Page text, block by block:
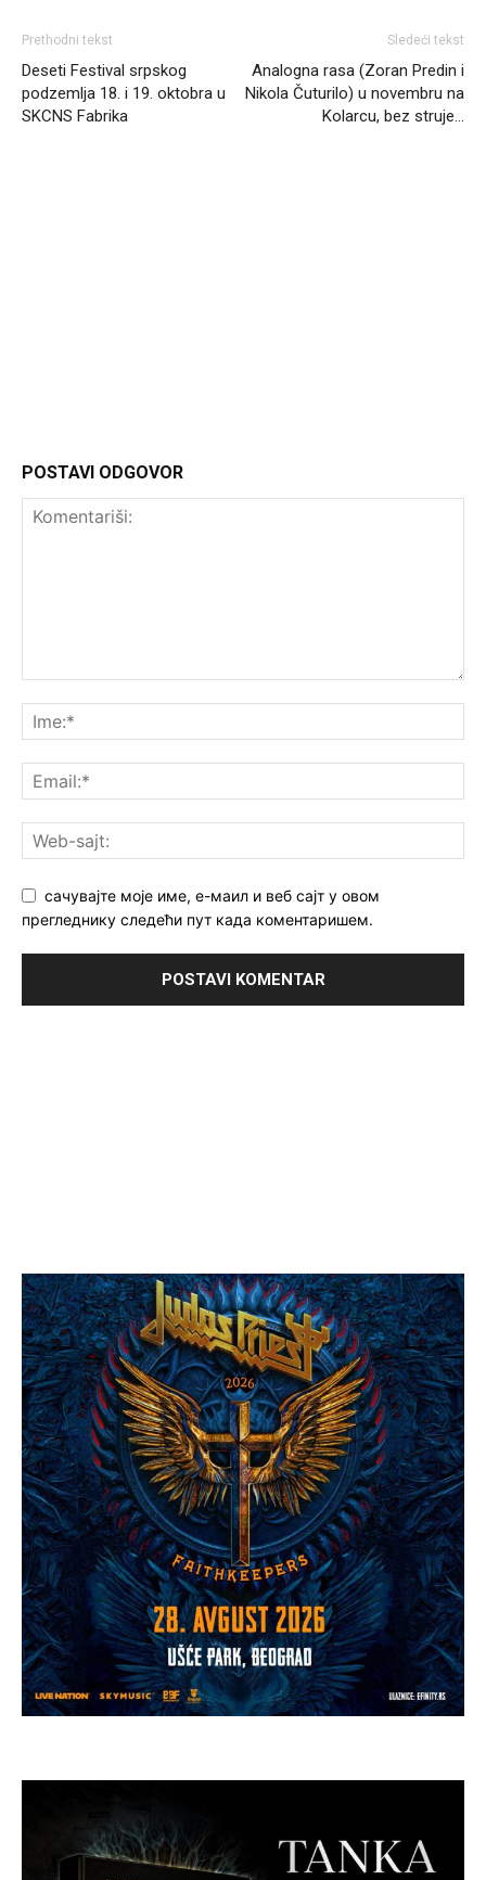
Prethodni tekst
Deseti Festival srpskog
podzemlja 18. i 19. oktobra u
SKCNS Fabrika
Sledeći tekst
Analogna rasa (Zoran Predin i
Nikola Čuturilo) u novembru na
Kolarcu, bez struje…
POSTAVI ODGOVOR
сачувајте моје име, е-маил и веб сајт у овом
прегледнику следећи пут када коментаришем.